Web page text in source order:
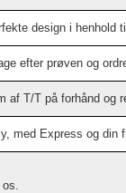
design i henhold
efter prøven og
af T/T på forhånd og
med Express og din
os.